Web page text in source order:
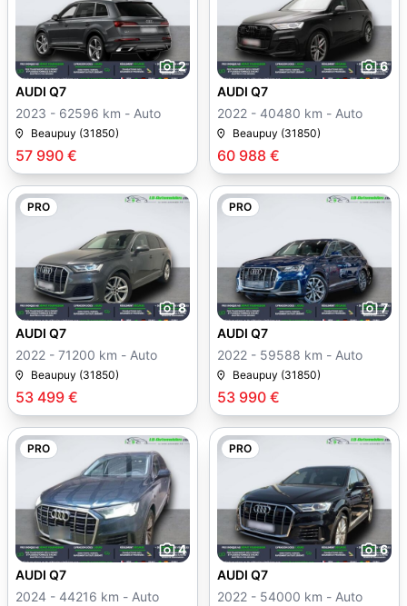
2
57 990 €
AUDI Q7
2023 - 62596 km - Auto
Beaupuy (31850)
6
60 988 €
AUDI Q7
2022 - 40480 km - Auto
Beaupuy (31850)
PRO
8
53 499 €
AUDI Q7
2022 - 71200 km - Auto
Beaupuy (31850)
PRO
7
53 990 €
AUDI Q7
2022 - 59588 km - Auto
Beaupuy (31850)
PRO
4
AUDI Q7
2024 - 44216 km - Auto
PRO
6
AUDI Q7
2022 - 54000 km - Auto